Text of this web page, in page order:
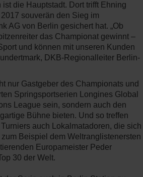
die Hauptstadt. Dort trifft Ehning
souverän den Sieg im
AG von Berlin gesichert hat. „Ob
das Championat gewinnt –
und können mit unseren Kunden
DKB-Regionalleiter Berlin-
nur Gastgeber des Championats und
Springsportserien Longines Global
League sein, sondern auch den
Bühne bieten. Und so treffen
auch Lokalmatadoren, die sich
Beispiel dem Weltranglistenersten
Europameister Peder
30 der Welt.